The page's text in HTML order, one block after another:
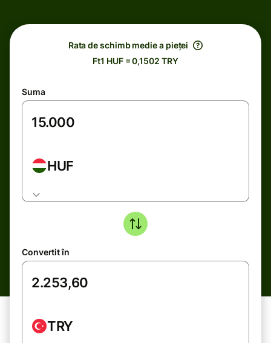
Rata de schimb medie a pieței
Ft1 HUF = 0,1502 TRY
Suma
HUF
Convertit în
TRY